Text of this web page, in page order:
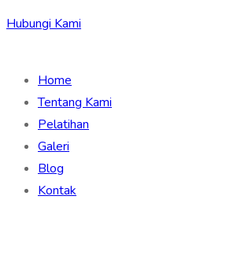
Hubungi Kami
Home
Tentang Kami
Pelatihan
Galeri
Blog
Kontak